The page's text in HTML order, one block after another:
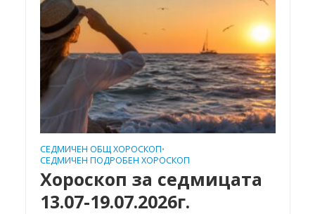
СЕДМИЧЕН ОБЩ ХОРОСКОП•
СЕДМИЧЕН ПОДРОБЕН ХОРОСКОП
Хороскоп за седмицата
13.07-19.07.2026г.